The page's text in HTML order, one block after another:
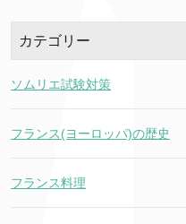
カテゴリー
ソムリエ試験対策
フランス(ヨーロッパ)の歴史
フランス料理